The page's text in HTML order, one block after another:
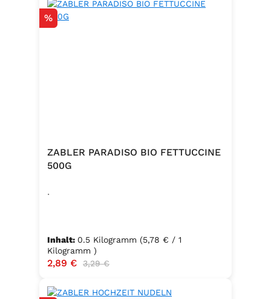
Rabatt
%
ZABLER PARADISO BIO FETTUCCINE
500G
.
Inhalt: 0.5 Kilogramm (5,78 € / 1
Kilogramm )
Verkaufspreis:
2,89 € Regulärer Preis:
3,29 €